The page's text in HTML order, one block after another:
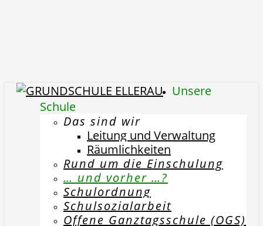
Unsere
Schule
Das sind wir
Leitung und Verwaltung
Räumlichkeiten
Rund um die Einschulung
… und vorher …?
Schulordnung
Schulsozialarbeit
Offene Ganztagsschule (OGS)